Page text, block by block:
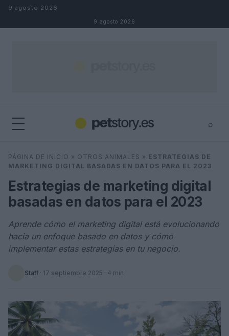
Saltar al contenido
9 agosto 2026
9 agosto 2026
⌕
Buscar ⌕ ×
PÁGINA DE INICIO » OTROS ANIMALES » ESTRATEGIAS DE
MARKETING DIGITAL BASADAS EN DATOS PARA EL 2023
Estrategias de marketing digital
basadas en datos para el 2023
Aprende cómo el marketing digital está evolucionando
hacia un enfoque basado en datos y cómo
implementar estas estrategias en tu negocio.
Staff · 17 septiembre 2025 · 4 min